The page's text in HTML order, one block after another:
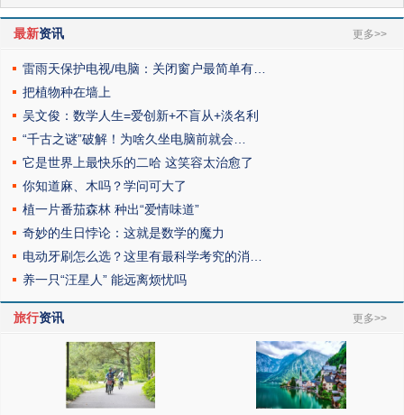
最新资讯 更多>>
雷雨天保护电视/电脑：关闭窗户最简单有…
把植物种在墙上
吴文俊：数学人生=爱创新+不盲从+淡名利
“千古之谜”破解！为啥久坐电脑前就会…
它是世界上最快乐的二哈 这笑容太治愈了
你知道麻、木吗？学问可大了
植一片番茄森林 种出“爱情味道”
奇妙的生日悖论：这就是数学的魔力
电动牙刷怎么选？这里有最科学考究的消…
养一只“汪星人” 能远离烦忧吗
旅行资讯 更多>>